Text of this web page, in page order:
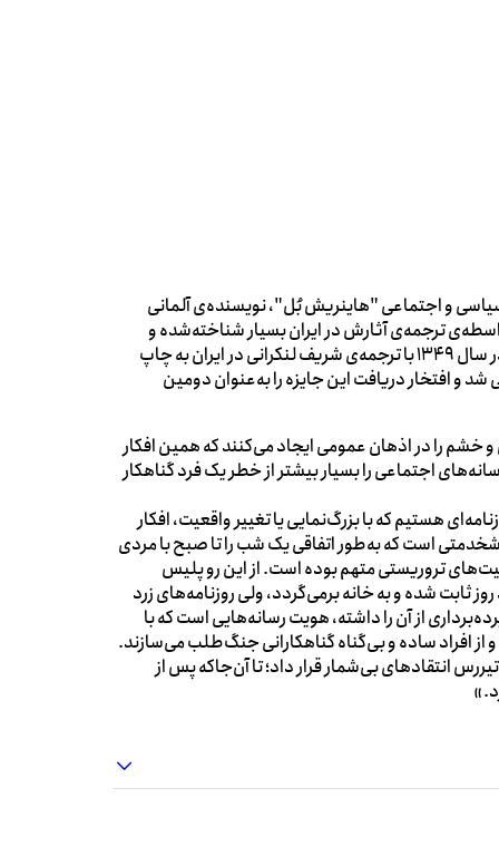
و اجتماعی "هاینریش بُل"، نویسنده‌ی آلمانی
ترجمه‌ی آثارش در ایران بسیار شناخته‌شده و
محبوب است و کتاب مشهورش، «عقاید یک دلقک»، نخستین بار در سال 1349 با ترجمه‌ی شریف لنکرانی در ایران به چاپ
نوبل ادبی شد و افتخار دریافت این جایزه را به‌عنوان دومین
خشم را در اذهان عمومی ایجاد می‌کنند که همین افکار
اجتماعی را بسیار بیشتر از خطر یک فرد گناهکار
هستیم که با بزرگ‌نمایی یا تغییر واقعیت، افکار
است که به‌طور اتفاقی یک شب را تا صبح با مردی
تروریستی متهم بوده است. از این رو پلیس
ثابت شده و به خانه برمی‌گردد، ولی روزنامه‌ها‌ی زرد
از آن را داشته، هویت رسانه‌هایی است که با
افراد ساده و بی‌گناه گناهکارانی جنگ‌طلب می‌سازند.
انتقادهای بی‌شمار قرار داد؛ تا آن‌جاکه پس از